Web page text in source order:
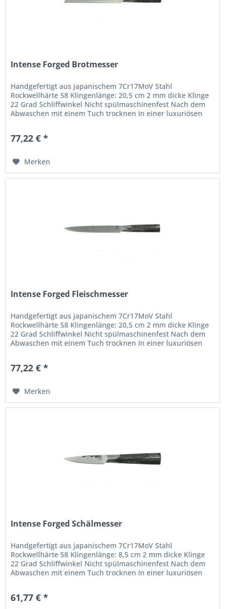
Intense Forged Brotmesser
Handgefertigt aus japanischem 7Cr17MoV Stahl
Rockwellhärte 58 Klingenlänge: 20,5 cm 2 mm dicke Klinge
22 Grad Schliffwinkel Nicht spülmaschinenfest Nach dem
Abwaschen mit einem Tuch trocknen In einer luxuriösen
77,22 € *
Merken
Intense Forged Fleischmesser
Handgefertigt aus japanischem 7Cr17MoV Stahl
Rockwellhärte 58 Klingenlänge: 20,5 cm 2 mm dicke Klinge
22 Grad Schliffwinkel Nicht spülmaschinenfest Nach dem
Abwaschen mit einem Tuch trocknen In einer luxuriösen
77,22 € *
Merken
Intense Forged Schälmesser
Handgefertigt aus japanischem 7Cr17MoV Stahl
Rockwellhärte 58 Klingenlänge: 8,5 cm 2 mm dicke Klinge
22 Grad Schliffwinkel Nicht spülmaschinenfest Nach dem
Abwaschen mit einem Tuch trocknen In einer luxuriösen
61,77 € *